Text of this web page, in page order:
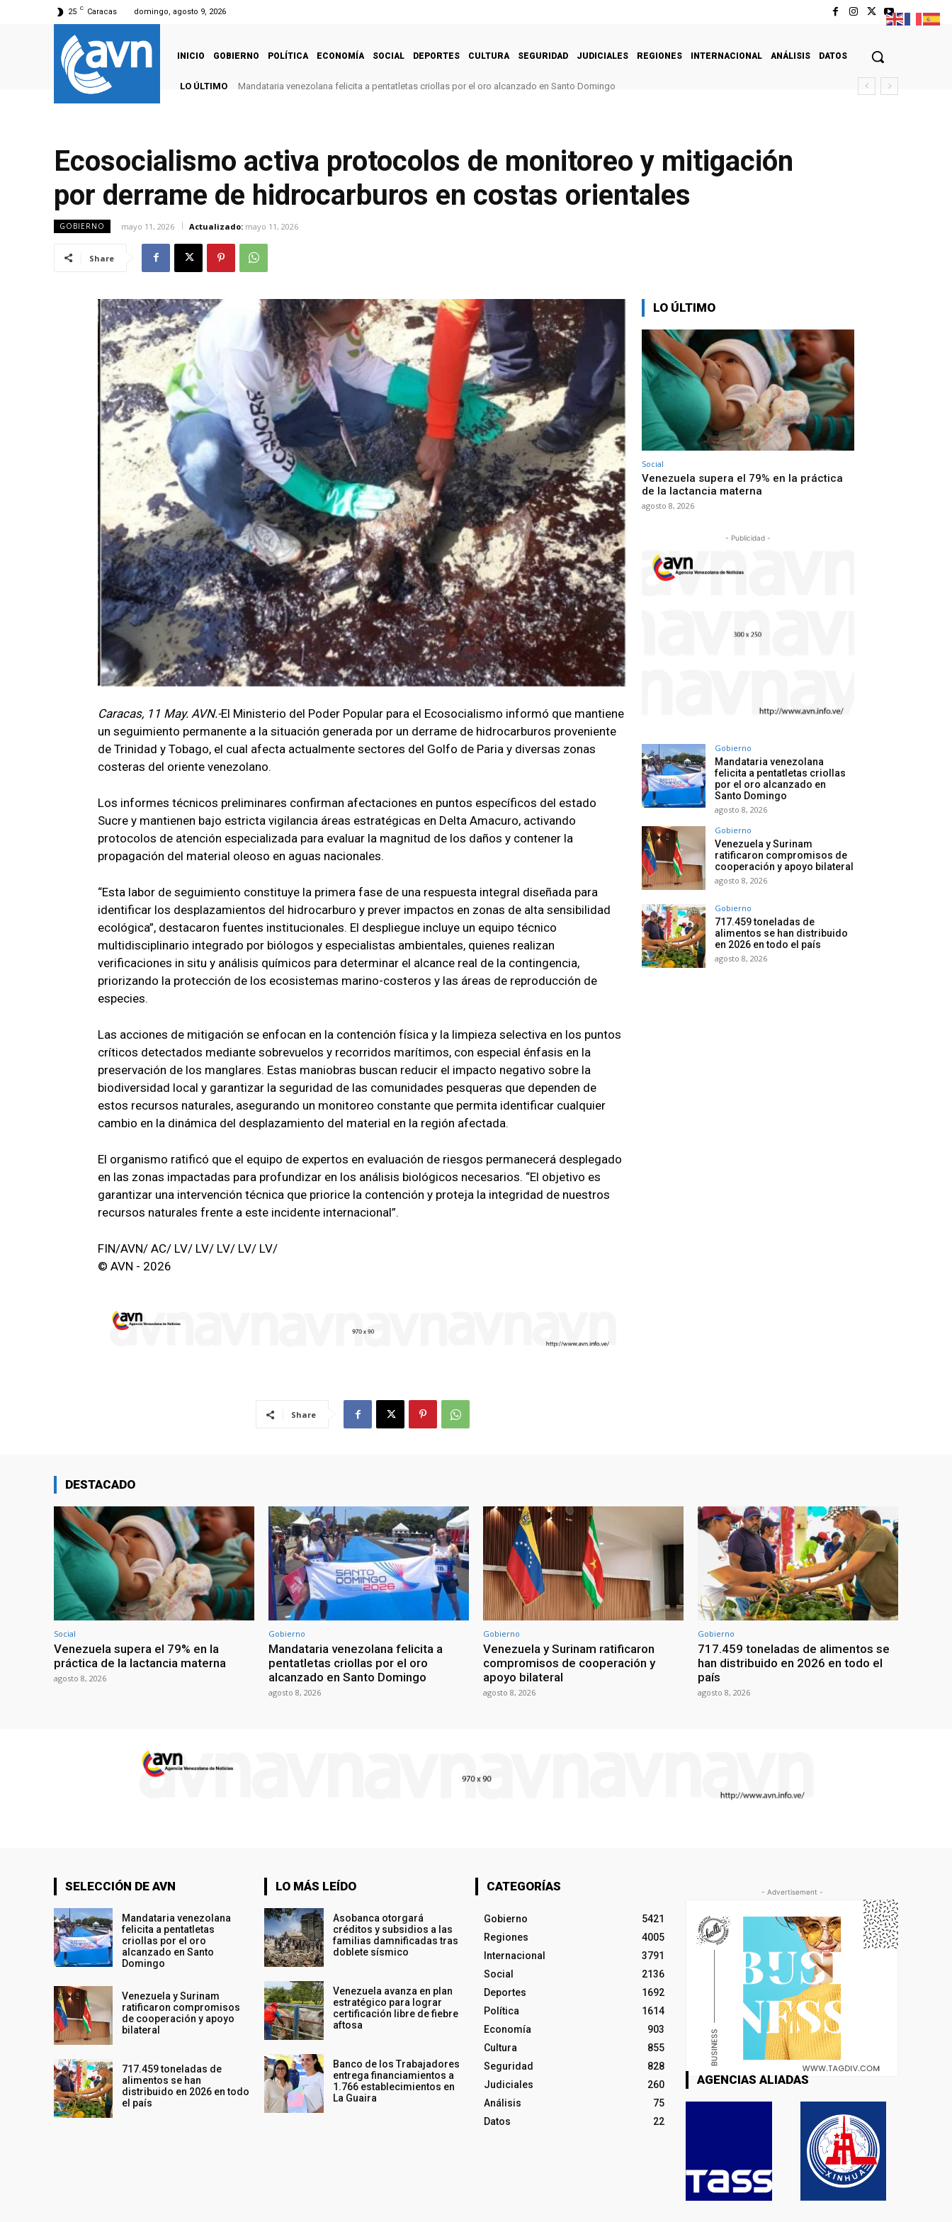
25 C Caracas domingo, agosto 9, 2026
INICIO GOBIERNO POLÍTICA ECONOMÍA SOCIAL DEPORTES CULTURA SEGURIDAD JUDICIALES REGIONES INTERNACIONAL ANÁLISIS DATOS
LO ÚLTIMO Mandataria venezolana felicita a pentatletas criollas por el oro alcanzado en Santo Domingo
Ecosocialismo activa protocolos de monitoreo y mitigación
por derrame de hidrocarburos en costas orientales
GOBIERNO mayo 11, 2026 Actualizado: mayo 11, 2026
Share
Caracas, 11 May. AVN.-El Ministerio del Poder Popular para el Ecosocialismo informó que mantiene
un seguimiento permanente a la situación generada por un derrame de hidrocarburos proveniente
de Trinidad y Tobago, el cual afecta actualmente sectores del Golfo de Paria y diversas zonas
costeras del oriente venezolano.
Los informes técnicos preliminares confirman afectaciones en puntos específicos del estado
Sucre y mantienen bajo estricta vigilancia áreas estratégicas en Delta Amacuro, activando
protocolos de atención especializada para evaluar la magnitud de los daños y contener la
propagación del material oleoso en aguas nacionales.
“Esta labor de seguimiento constituye la primera fase de una respuesta integral diseñada para
identificar los desplazamientos del hidrocarburo y prever impactos en zonas de alta sensibilidad
ecológica”, destacaron fuentes institucionales. El despliegue incluye un equipo técnico
multidisciplinario integrado por biólogos y especialistas ambientales, quienes realizan
verificaciones in situ y análisis químicos para determinar el alcance real de la contingencia,
priorizando la protección de los ecosistemas marino-costeros y las áreas de reproducción de
especies.
Las acciones de mitigación se enfocan en la contención física y la limpieza selectiva en los puntos
críticos detectados mediante sobrevuelos y recorridos marítimos, con especial énfasis en la
preservación de los manglares. Estas maniobras buscan reducir el impacto negativo sobre la
biodiversidad local y garantizar la seguridad de las comunidades pesqueras que dependen de
estos recursos naturales, asegurando un monitoreo constante que permita identificar cualquier
cambio en la dinámica del desplazamiento del material en la región afectada.
El organismo ratificó que el equipo de expertos en evaluación de riesgos permanecerá desplegado
en las zonas impactadas para profundizar en los análisis biológicos necesarios. “El objetivo es
garantizar una intervención técnica que priorice la contención y proteja la integridad de nuestros
recursos naturales frente a este incidente internacional”.
FIN/AVN/ AC/ LV/ LV/ LV/ LV/ LV/
© AVN - 2026
Share
LO ÚLTIMO
Social
Venezuela supera el 79% en la práctica
de la lactancia materna
agosto 8, 2026
- Publicidad -
Gobierno
Mandataria venezolana
felicita a pentatletas criollas
por el oro alcanzado en
Santo Domingo
agosto 8, 2026
Gobierno
Venezuela y Surinam
ratificaron compromisos de
cooperación y apoyo bilateral
agosto 8, 2026
Gobierno
717.459 toneladas de
alimentos se han distribuido
en 2026 en todo el país
agosto 8, 2026
DESTACADO
Social
Venezuela supera el 79% en la
práctica de la lactancia materna
agosto 8, 2026
Gobierno
Mandataria venezolana felicita a
pentatletas criollas por el oro
alcanzado en Santo Domingo
agosto 8, 2026
Gobierno
Venezuela y Surinam ratificaron
compromisos de cooperación y
apoyo bilateral
agosto 8, 2026
Gobierno
717.459 toneladas de alimentos se
han distribuido en 2026 en todo el
país
agosto 8, 2026
SELECCIÓN DE AVN
Mandataria venezolana
felicita a pentatletas
criollas por el oro
alcanzado en Santo
Domingo
Venezuela y Surinam
ratificaron compromisos
de cooperación y apoyo
bilateral
717.459 toneladas de
alimentos se han
distribuido en 2026 en todo
el país
LO MÁS LEÍDO
Asobanca otorgará
créditos y subsidios a las
familias damnificadas tras
doblete sísmico
Venezuela avanza en plan
estratégico para lograr
certificación libre de fiebre
aftosa
Banco de los Trabajadores
entrega financiamientos a
1.766 establecimientos en
La Guaira
CATEGORÍAS
Gobierno
5421
Regiones
4005
Internacional
3791
Social
2136
Deportes
1692
Política
1614
Economía
903
Cultura
855
Seguridad
828
Judiciales
260
Análisis
75
Datos
22
- Advertisement -
AGENCIAS ALIADAS